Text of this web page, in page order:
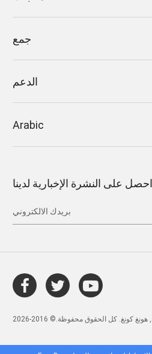
جمع
الدعم
Arabic
احصل على النشرة الإخبارية لدينا